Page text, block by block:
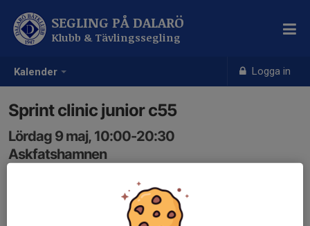
Kalender Logga in
SEGLING PÅ DALARÖ
Klubb & Tävlingssegling
Sprint clinic junior c55
Lördag 9 maj, 10:00-20:30
Askfatshamnen